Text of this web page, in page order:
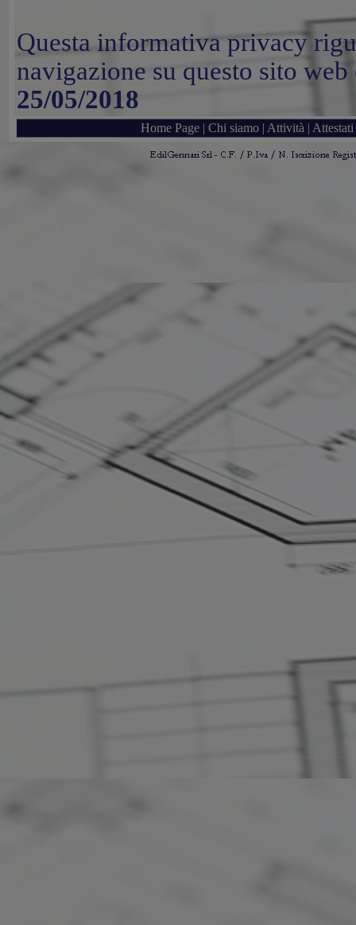
Questa informativa privacy
navigazione su questo sito
25/05/2018
Home Page| Chi siamo| Attività | Attestati